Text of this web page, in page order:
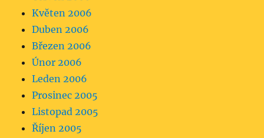
Květen 2006
Duben 2006
Březen 2006
Únor 2006
Leden 2006
Prosinec 2005
Listopad 2005
Říjen 2005